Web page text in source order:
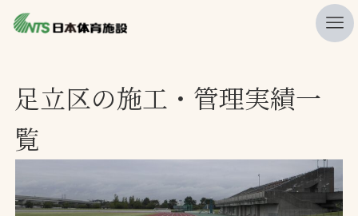
ニュース
プレスリリース
製品・サービス一覧
足立区の施工・管理実績一
覧